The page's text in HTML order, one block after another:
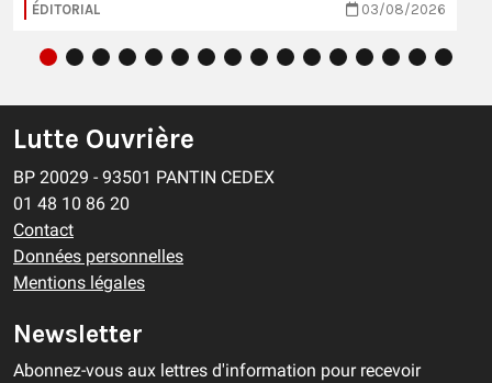
ÉDITORIAL 03/08/2026
Lutte Ouvrière
BP 20029 - 93501 PANTIN CEDEX
01 48 10 86 20
Contact
Données personnelles
Mentions légales
Newsletter
Abonnez-vous aux lettres d'information pour recevoir